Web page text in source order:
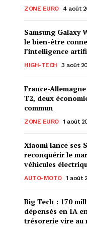
ZONE EURO 4 août
Samsung Galaxy
le bien-être
l’intelligence
HIGH-TECH 3 août
France-
T2, deux
commun
ZONE EURO 1 août
Xiaomi lance ses
reconquérir le
véhicules
AUTO-MOTO 1 août
Big Tech : 170
dépensés en IA
trésorerie vire au